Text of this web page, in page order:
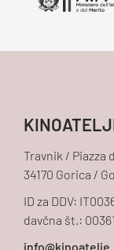
Travnik /
34170 Gorica /
ID za DDV:
davčna št.: